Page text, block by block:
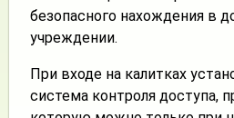
безопасного нахождения в
учреждении.
При входе на калитках
система контроля доступа,